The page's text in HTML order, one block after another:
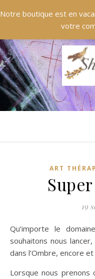
Notre boutique est en
votre
ART
19
Qu’importe le domaine de création dans lequel nous
souhaitons nous
dans l’Ombre, encore
Lorsque nous prenons